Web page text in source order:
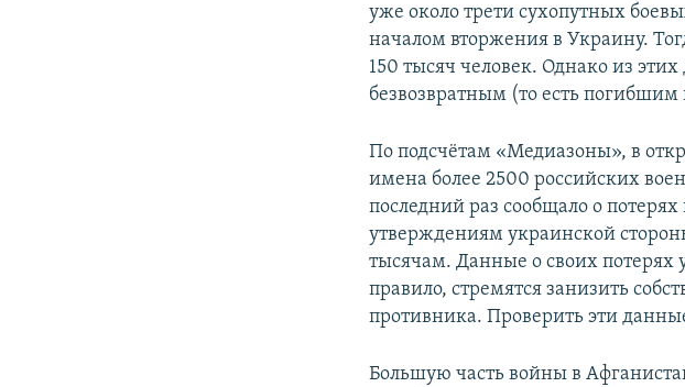
уже около трети сухопутных
началом вторжения в Украину.
150 тысяч человек. Однако из
безвозвратным (то есть
По подсчётам «Медиазоны», в
имена более 2500 российских
последний раз сообщало о
утверждениям украинской
тысячам. Данные о своих потерях
правило, стремятся занизить
противника. Проверить эти
Большую часть войны в